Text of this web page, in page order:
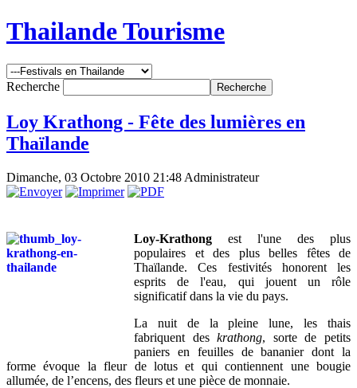
Thailande Tourisme
Recherche
Loy Krathong - Fête des lumières en
Thaïlande
Dimanche, 03 Octobre 2010 21:48 Administrateur
Loy-Krathong est l'une des plus
populaires et des plus belles fêtes de
Thaïlande. Ces festivités honorent les
esprits de l'eau, qui jouent un rôle
significatif dans la vie du pays.
La nuit de la pleine lune, les thais
fabriquent deskrathong, sorte de petits
paniers en feuilles de bananier dont la
forme évoque la fleur de lotus et qui contiennent une bougie
allumée, de l’encens, des fleurs et une pièce de monnaie.